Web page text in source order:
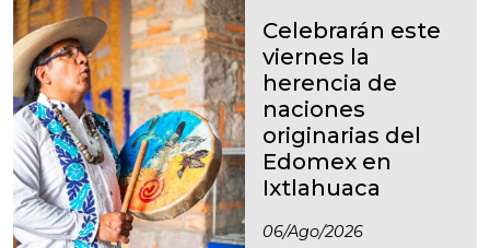
Celebrarán este
viernes la
herencia de
naciones
originarias del
Edomex en
Ixtlahuaca
06/ago/2026